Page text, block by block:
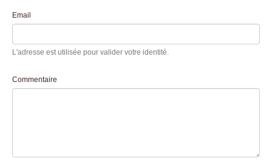
Email
L'adresse est utilisée pour valider votre identité.
Commentaire